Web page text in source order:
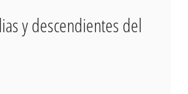
y descendientes del